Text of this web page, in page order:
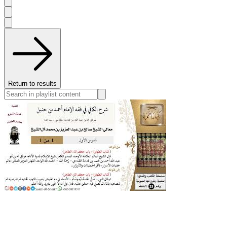
Return to results